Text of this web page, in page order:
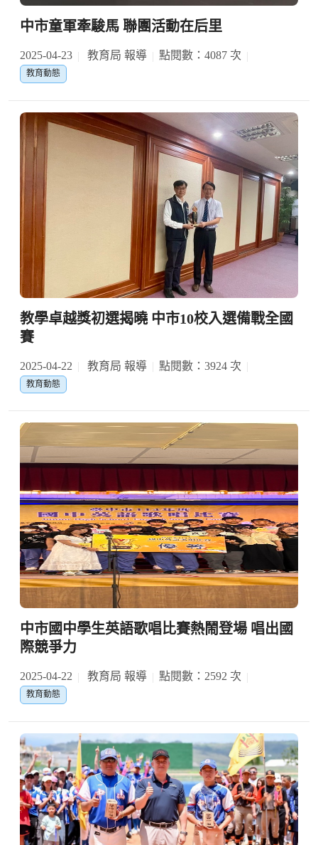
中市童軍牽駿馬 聯團活動在后里
2025-04-23 教育局 報導 點閱數：4087 次
教育動態
教學卓越獎初選揭曉 中市10校入選備戰全國
賽
2025-04-22 教育局 報導 點閱數：3924 次
教育動態
中市國中學生英語歌唱比賽熱鬧登場 唱出國
際競爭力
2025-04-22 教育局 報導 點閱數：2592 次
教育動態